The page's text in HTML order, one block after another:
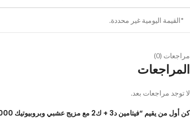
*القيمة اليومية غير محددة.
مراجعات (0)
المراجعات
لا توجد مراجعات بعد.
كن أول من يقيم “فيتامين د3 + ك2 مع مزيج عشبي وبروبيوتيك 5000 وحدة دولية، 90 كبسولة نباتية”